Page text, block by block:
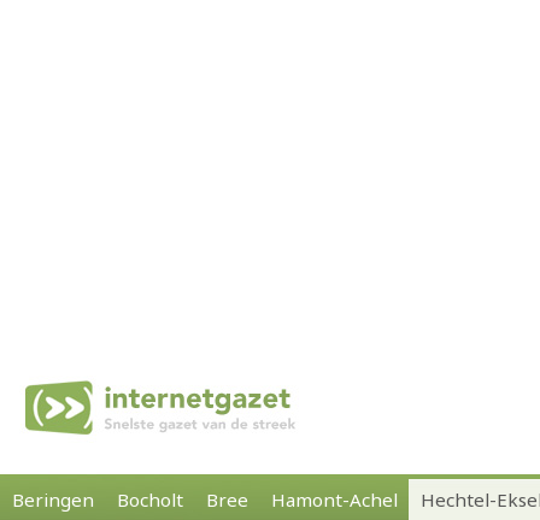
Beringen Bocholt Bree Hamont-Achel Hechtel-